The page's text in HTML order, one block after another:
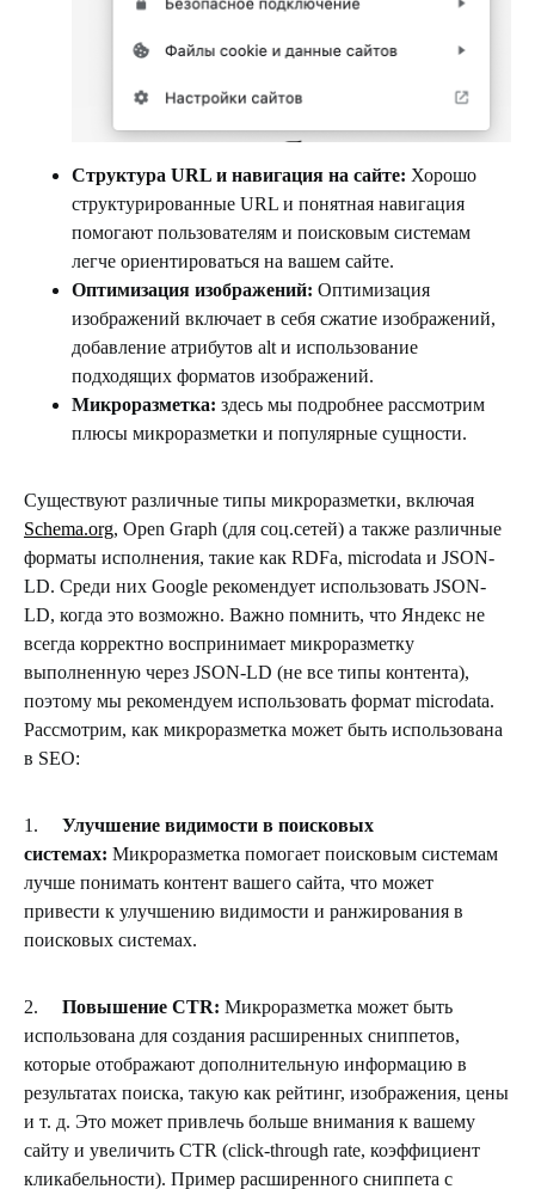
Структура URL и навигация на сайте: Хорошо
структурированные URL и понятная навигация
помогают пользователям и поисковым системам
легче ориентироваться на вашем сайте.
Оптимизация изображений: Оптимизация
изображений включает в себя сжатие изображений,
добавление атрибутов alt и использование
подходящих форматов изображений.
Микроразметка: здесь мы подробнее рассмотрим
плюсы микроразметки и популярные сущности.
Существуют различные типы микроразметки, включая
Schema.org, Open Graph (для соц.сетей) а также различные
форматы исполнения, такие как RDFa, microdata и JSON-
LD. Среди них Google рекомендует использовать JSON-
LD, когда это возможно. Важно помнить, что Яндекс не
всегда корректно воспринимает микроразметку
выполненную через JSON-LD (не все типы контента),
поэтому мы рекомендуем использовать формат microdata.
Рассмотрим, как микроразметка может быть использована
в SEO:
1. Улучшение видимости в поисковых
системах: Микроразметка помогает поисковым системам
лучше понимать контент вашего сайта, что может
привести к улучшению видимости и ранжирования в
поисковых системах.
2. Повышение CTR: Микроразметка может быть
использована для создания расширенных сниппетов,
которые отображают дополнительную информацию в
результатах поиска, такую как рейтинг, изображения, цены
и т. д. Это может привлечь больше внимания к вашему
сайту и увеличить CTR (click-through rate, коэффициент
кликабельности). Пример расширенного сниппета с